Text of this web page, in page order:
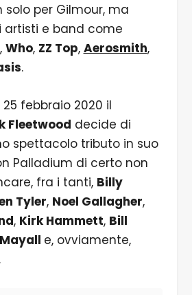
solo per Gilmour, ma
artisti e band come
, Who, ZZ Top, Aerosmith,
.
febbraio 2020 il
Fleetwood decide di
spettacolo tributo in suo
Palladium di certo non
fra i tanti, Billy
Tyler, Noel Gallagher,
, Kirk Hammett, Bill
e, ovviamente,